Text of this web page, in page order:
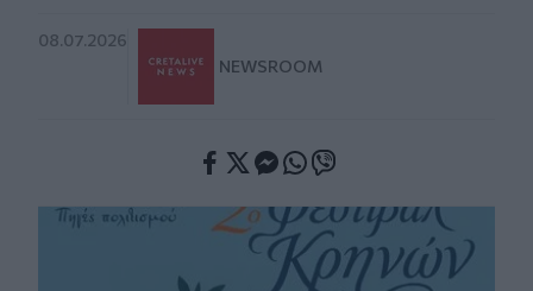
08.07.2026
NEWSROOM